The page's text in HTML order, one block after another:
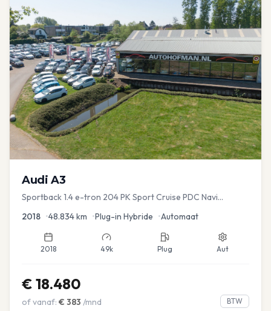
Audi A3
Sportback 1.4 e-tron 204 PK Sport Cruise PDC Navi
2018 •48.834km •Plug-in Hybride •Automaat
2018 49k Plug Aut
€ 18.480
of vanaf: € 383 /mnd BTW